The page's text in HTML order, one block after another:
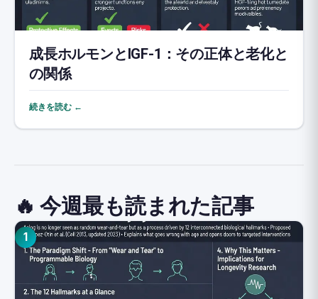
成長ホルモンとIGF-1：その正体と老化と
の関係
続きを読む ←
🔥 今週最も読まれた記事
1